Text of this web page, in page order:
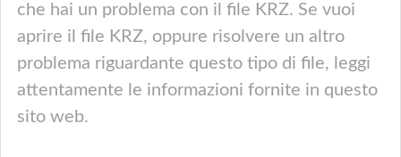
che hai un problema con il file KRZ. Se vuoi
aprire il file KRZ, oppure risolvere un altro
problema riguardante questo tipo di file, leggi
attentamente le informazioni fornite in questo
sito web.